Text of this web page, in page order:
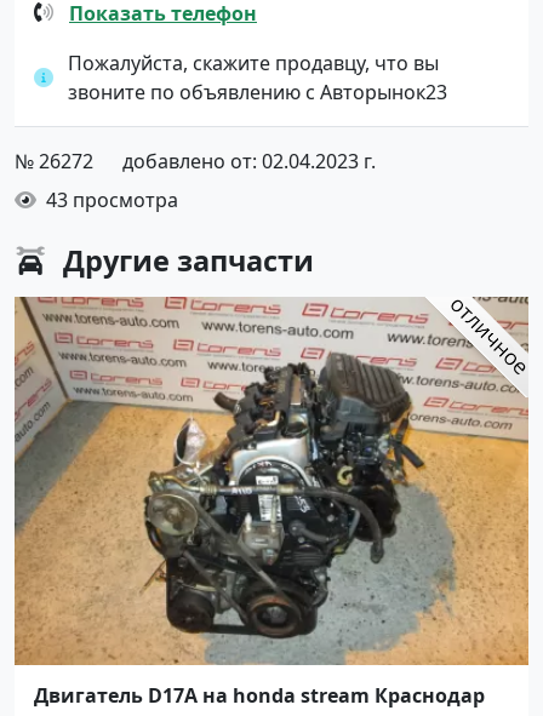
Показать телефон
Пожалуйста, скажите продавцу, что вы
звоните по объявлению с Авторынок23
№ 26272
добавлено от: 02.04.2023 г.
43 просмотра
Другие запчасти
Двигатель D17A на honda stream Краснодар